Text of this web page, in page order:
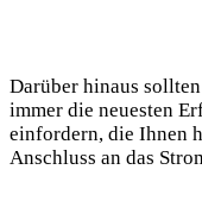
Darüber hinaus
immer die neuesten
einfordern, die Ihnen
Anschluss an das